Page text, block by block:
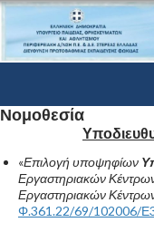
σε
Νομοθεσία
«Επιλογή υποψηφίων
Εργαστηριακών
Εργαστηριακών
Φ.361.22/69/102006/